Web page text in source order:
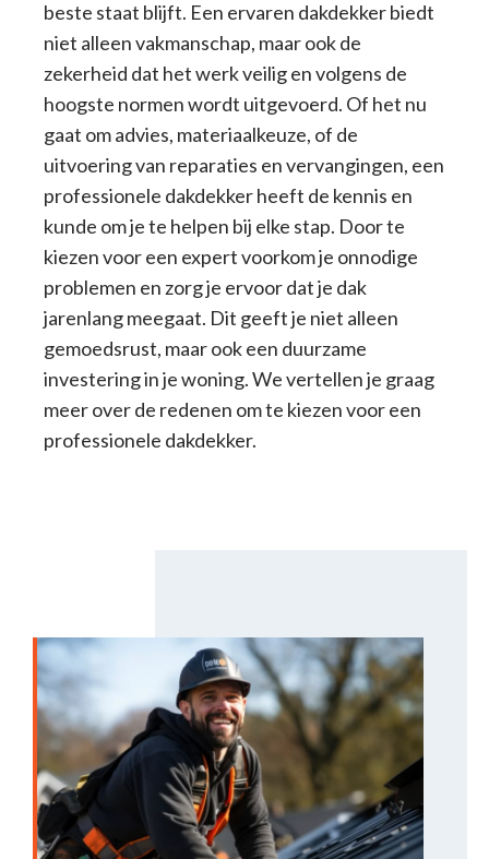
beste staat blijft. Een ervaren dakdekker biedt
niet alleen vakmanschap, maar ook de
zekerheid dat het werk veilig en volgens de
hoogste normen wordt uitgevoerd. Of het nu
gaat om advies, materiaalkeuze, of de
uitvoering van reparaties en vervangingen, een
professionele dakdekker heeft de kennis en
kunde om je te helpen bij elke stap. Door te
kiezen voor een expert voorkom je onnodige
problemen en zorg je ervoor dat je dak
jarenlang meegaat. Dit geeft je niet alleen
gemoedsrust, maar ook een duurzame
investering in je woning. We vertellen je graag
meer over de redenen om te kiezen voor een
professionele dakdekker.